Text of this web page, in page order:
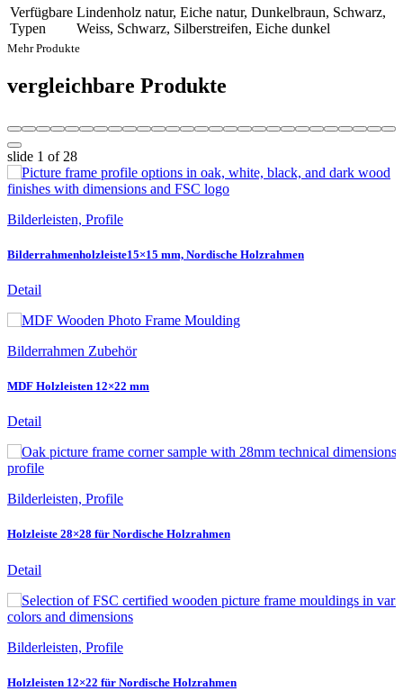
Verfügbare
Typen
Lindenholz natur, Eiche natur, Dunkelbraun, Schwarz,
Weiss, Schwarz, Silberstreifen, Eiche dunkel
Mehr Produkte
vergleichbare Produkte
slide 1 of 28
Bilderleisten, Profile
Bilderrahmenholzleiste15×15 mm, Nordische Holzrahmen
Detail
Bilderrahmen Zubehör
MDF Holzleisten 12×22 mm
Detail
Bilderleisten, Profile
Holzleiste 28×28 für Nordische Holzrahmen
Detail
Bilderleisten, Profile
Holzleisten 12×22 für Nordische Holzrahmen